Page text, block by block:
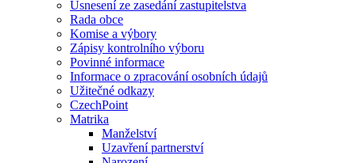
Usnesení ze zasedání zastupitelstva
Rada obce
Komise a výbory
Zápisy kontrolního výboru
Povinné informace
Informace o zpracování osobních údajů
Užitečné odkazy
CzechPoint
Matrika
Manželství
Uzavření partnerství